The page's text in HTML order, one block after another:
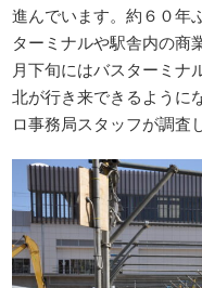
進んでいます。約６０年
ターミナルや駅舎内の商
月下旬にはバスターミナ
北が行き来できるように
ロ事務局スタッフが調査